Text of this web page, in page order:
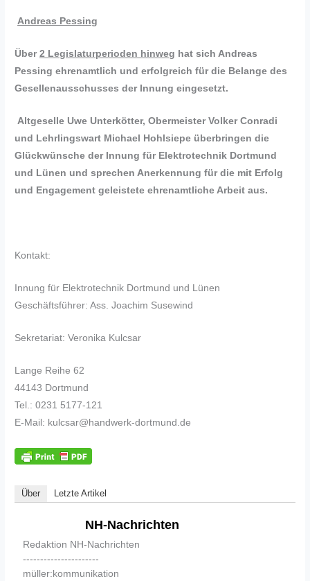
Andreas Pessing
Über2 Legislaturperioden hinweg hat sich Andreas
Pessing ehrenamtlich und erfolgreich für die Belange des
Gesellenausschusses der Innung eingesetzt.
Altgeselle Uwe Unterkötter, Obermeister Volker Conradi
und Lehrlingswart Michael Hohlsiepe überbringen die
Glückwünsche der Innung für Elektrotechnik Dortmund
und Lünen und sprechen Anerkennung für die mit Erfolg
und Engagement geleistete ehrenamtliche Arbeit aus.
Kontakt:
Innung für Elektrotechnik Dortmund und Lünen
Geschäftsführer: Ass. Joachim Susewind
Sekretariat: Veronika Kulcsar
Lange Reihe 62
44143 Dortmund
Tel.: 0231 5177-121
E-Mail: kulcsar@handwerk-dortmund.de
Über Letzte Artikel
NH-Nachrichten
Redaktion NH-Nachrichten
----------------------
müller:kommunikation